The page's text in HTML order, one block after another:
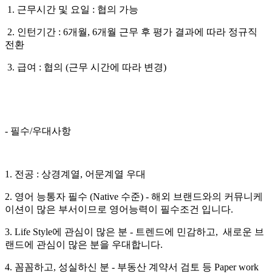
1. 근무시간 및 요일 : 협의 가능
2. 인턴기간 : 6개월, 6개월 근무 후 평가 결과에 따라 정규직
전환
3. 급여 : 협의 (근무 시간에 따라 변경)
- 필수/우대사항
1. 전공 : 상경계열, 어문계열 우대
2. 영어 능통자 필수 (Native 수준) - 해외 브랜드와의 커뮤니케
이션이 많은 부서이므로 영어능력이 필수조건 입니다.
3. Life Style에 관심이 많은 분 - 트렌드에 민감하고, 새로운 브
랜드에 관심이 많은 분을 우대합니다.
4. 꼼꼼하고, 성실하신 분 - 부동산 계약서 검토 등 Paper work